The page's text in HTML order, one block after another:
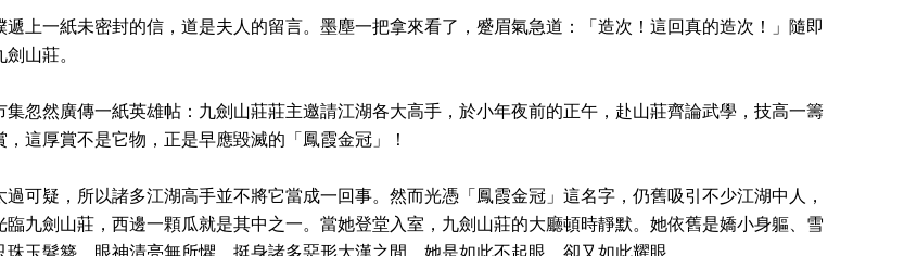
遞上一紙未密封的信，道是夫人的留言。墨塵一把拿來看了，蹙眉氣急道：「造次！這回真的造次！」隨即
山莊。
集忽然廣傳一紙英雄帖：九劍山莊莊主邀請江湖各大高手，於小年夜前的正午，赴山莊齊論武學，技高一籌
這厚賞不是它物，正是早應毀滅的「鳳霞金冠」！
可疑，所以諸多江湖高手並不將它當成一回事。然而光憑「鳳霞金冠」這名字，仍舊吸引不少江湖中人，
臨九劍山莊，西邊一顆瓜就是其中之一。當她登堂入室，九劍山莊的大廳頓時靜默。她依舊是嬌小身軀、雪